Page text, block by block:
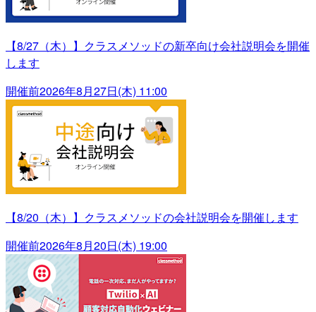
【8/27（木）】クラスメソッドの新卒向け会社説明会を開催
します
開催前2026年8月27日(木) 11:00
【8/20（木）】クラスメソッドの会社説明会を開催します
開催前2026年8月20日(木) 19:00